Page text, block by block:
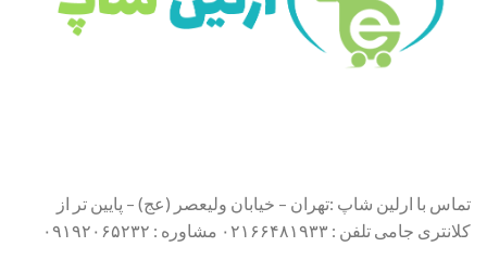
تماس با ارلین شاپ :تهران – خیابان ولیعصر (عج) – پایین تر از
کلانتری جامی تلفن : ۰۲۱۶۶۴۸۱۹۳۳ مشاوره : ۰۹۱۹۲۰۶۵۲۳۲